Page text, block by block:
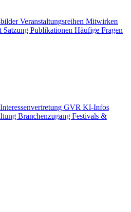
Veranstaltungsreihen Mitwirken
Satzung Publikationen Häufige Fragen
Interessenvertretung GVR KI-Infos
Branchenzugang Festivals &